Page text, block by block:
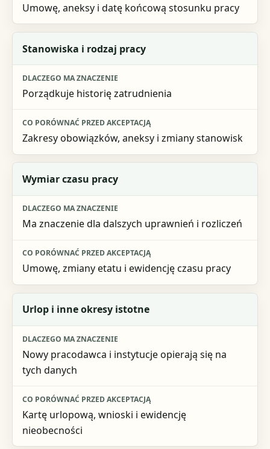
Umowę, aneksy i datę końcową stosunku pracy
Stanowiska i rodzaj pracy
Porządkuje historię zatrudnienia
Zakresy obowiązków, aneksy i zmiany stanowisk
Wymiar czasu pracy
Ma znaczenie dla dalszych uprawnień i rozliczeń
Umowę, zmiany etatu i ewidencję czasu pracy
Urlop i inne okresy istotne
Nowy pracodawca i instytucje opierają się na
tych danych
Kartę urlopową, wnioski i ewidencję
nieobecności